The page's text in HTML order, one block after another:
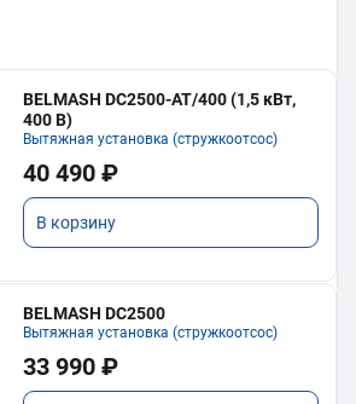
BELMASH DC2500-AT/400 (1,5 кВт,
400 В)
Вытяжная установка (стружкоотсос)
40 490 ₽
В корзину
BELMASH DC2500
Вытяжная установка (стружкоотсос)
33 990 ₽